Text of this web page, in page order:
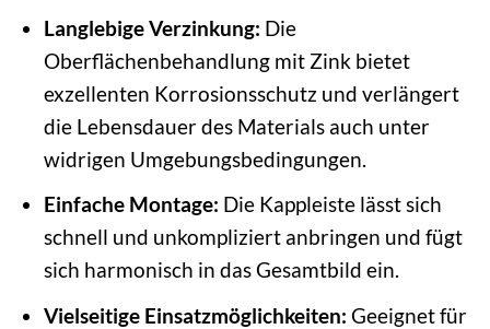
Langlebige Verzinkung: Die
Oberflächenbehandlung mit Zink bietet
exzellenten Korrosionsschutz und verlängert
die Lebensdauer des Materials auch unter
widrigen Umgebungsbedingungen.
Einfache Montage: Die Kappleiste lässt sich
schnell und unkompliziert anbringen und fügt
sich harmonisch in das Gesamtbild ein.
Vielseitige Einsatzmöglichkeiten: Geeignet für